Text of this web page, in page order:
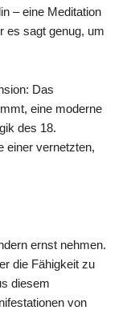
– eine Meditation
es sagt genug, um
Das
eine moderne
des 18.
einer vernetzten,
ernst nehmen.
die Fähigkeit zu
diesem
von